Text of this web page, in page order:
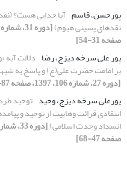
پورحسن، قاسم آیا خدایی هست؟
نقدهای پسینی هیوم)
صفحه 31-54]
پور علی سرخه دیزج، رضا دلالت آیه
بر امامت حضرت علی(ع) و پاسخ به
[دوره 27، شماره 106، 1397، صفحه 87-108]
پورعلی سرخه دیزج، وحید توحید
انتقادی قرائت وهابیت از توحید و
انسداد وحدت اسلامی)
صفحه 47-68]